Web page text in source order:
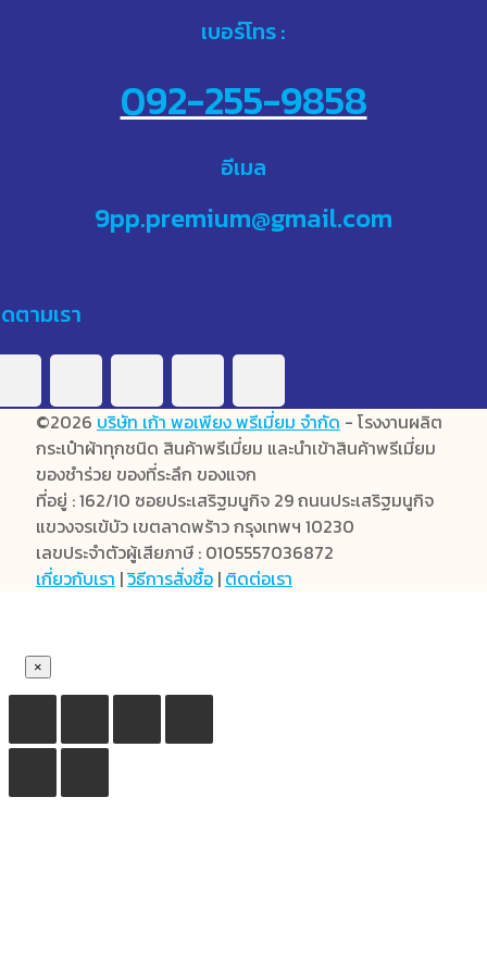
เบอร์โทร :
092-255-9858
อีเมล
9pp.premium@gmail.com
ตามเรา
©2026 บริษัท เก้า พอเพียง พรีเมี่ยม จำกัด - โรงงานผลิต
กระเป๋าผ้าทุกชนิด สินค้าพรีเมี่ยม และนำเข้าสินค้าพรีเมี่ยม
ของชำร่วย ของที่ระลึก ของแจก
ที่อยู่ : 162/10 ซอยประเสริฐมนูกิจ 29 ถนนประเสริฐมนูกิจ
แขวงจรเข้บัว เขตลาดพร้าว กรุงเทพฯ 10230
เลขประจำตัวผู้เสียภาษี : 0105557036872
เกี่ยวกับเรา |วิธีการสั่งซื้อ | ติดต่อเรา
×